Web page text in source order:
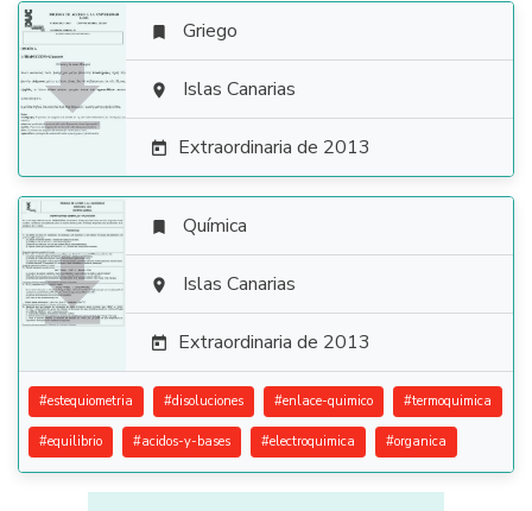

 Griego
 Islas Canarias
 Extraordinaria de 2013

 Química
 Islas Canarias
 Extraordinaria de 2013
#estequiometria #disoluciones #enlace-quimico #termoquimica
#equilibrio #acidos-y-bases #electroquimica #organica